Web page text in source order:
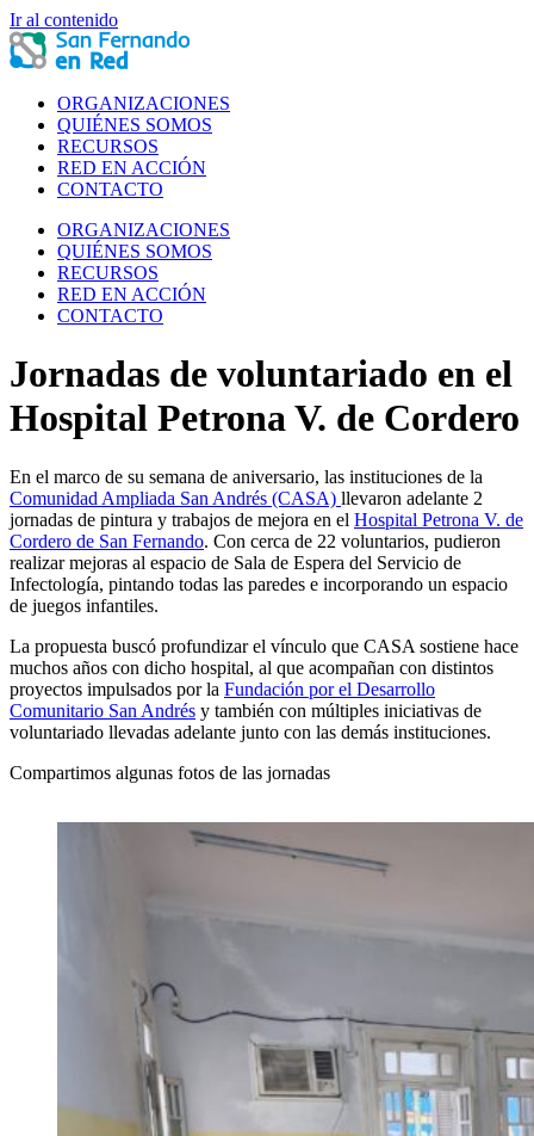
Ir al contenido
ORGANIZACIONES
QUIÉNES SOMOS
RECURSOS
RED EN ACCIÓN
CONTACTO
ORGANIZACIONES
QUIÉNES SOMOS
RECURSOS
RED EN ACCIÓN
CONTACTO
Jornadas de voluntariado en el
Hospital Petrona V. de Cordero
En el marco de su semana de aniversario, las instituciones de la
Comunidad Ampliada San Andrés (CASA) llevaron adelante 2
jornadas de pintura y trabajos de mejora en el Hospital Petrona V. de
Cordero de San Fernando. Con cerca de 22 voluntarios, pudieron
realizar mejoras al espacio de Sala de Espera del Servicio de
Infectología, pintando todas las paredes e incorporando un espacio
de juegos infantiles.
La propuesta buscó profundizar el vínculo que CASA sostiene hace
muchos años con dicho hospital, al que acompañan con distintos
proyectos impulsados por la Fundación por el Desarrollo
Comunitario San Andrés y también con múltiples iniciativas de
voluntariado llevadas adelante junto con las demás instituciones.
Compartimos algunas fotos de las jornadas